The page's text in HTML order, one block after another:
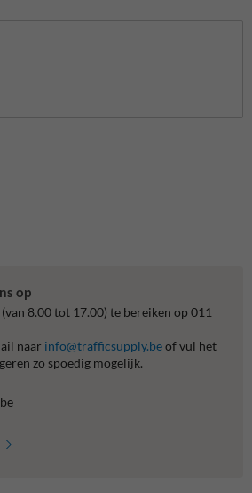
op
8.00 tot 17.00) te bereiken op 011
naar info@trafficsupply.beof vul het
zo spoedig mogelijk.